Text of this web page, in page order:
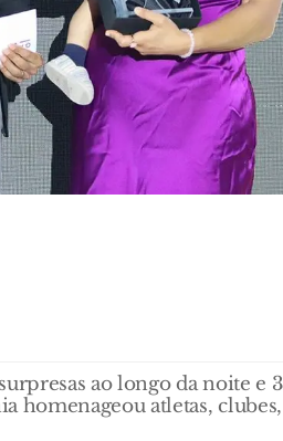
ao longo da noite e
homenageou atletas,